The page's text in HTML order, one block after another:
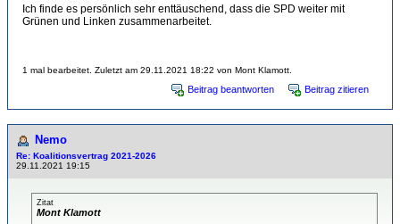
Ich finde es persönlich sehr enttäuschend, dass die SPD weiter mit
Grünen und Linken zusammenarbeitet.
1 mal bearbeitet. Zuletzt am 29.11.2021 18:22 von Mont Klamott.
Beitrag beantworten Beitrag zitieren
Nemo
Re: Koalitionsvertrag 2021-2026
29.11.2021 19:15
Zitat
Mont Klamott